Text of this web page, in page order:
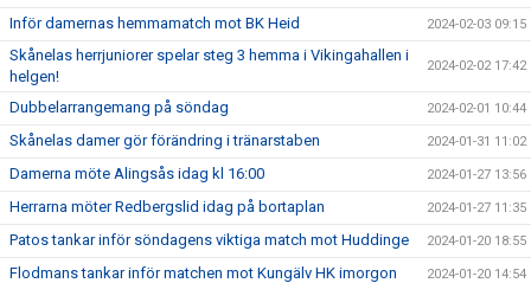
Inför damernas hemmamatch mot BK Heid 2024-02-03 09:15
Skånelas herrjuniorer spelar steg 3 hemma i Vikingahallen i
helgen!
2024-02-02 17:42
Dubbelarrangemang på söndag 2024-02-01 10:44
Skånelas damer gör förändring i tränarstaben 2024-01-31 11:02
Damerna möte Alingsås idag kl 16:00 2024-01-27 13:56
Herrarna möter Redbergslid idag på bortaplan 2024-01-27 11:35
Patos tankar inför söndagens viktiga match mot Huddinge 2024-01-20 18:55
Flodmans tankar inför matchen mot Kungälv HK imorgon 2024-01-20 14:54